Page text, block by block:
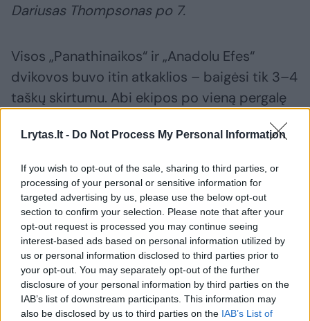
Lrytas.lt - Do Not Process My Personal Information
If you wish to opt-out of the sale, sharing to third parties, or
processing of your personal or sensitive information for
targeted advertising by us, please use the below opt-out
section to confirm your selection. Please note that after your
opt-out request is processed you may continue seeing
interest-based ads based on personal information utilized by
us or personal information disclosed to third parties prior to
your opt-out. You may separately opt-out of the further
disclosure of your personal information by third parties on the
IAB’s list of downstream participants. This information may
also be disclosed by us to third parties on the IAB’s List of
Dariusas Thompsonas po 7.
Visos „Panathinaikos“ ir „Anadolu Efes“
dvikovos buvo itin atkaklios – baigėsi tik 3–4
taškų skirtumu. Abi ekipos po vieną pergalę
87:83 ir 81:77, o turkai – 79:76 ir 85:82.
Atėnų krepšininkai atkrintamosiose
varžybose geriau už oponentus kovoja dėl
atšokusių kamuolių. Jų sugriebia vidutiniškai
36,8, o varžovai – 32,2. Tačiau „Anadolu Efes“
taikliau meta tritaškius – 39,4 proc.
„Panathinaikos“ iš toli atakuoja 36,8 proc.
tikslumu.